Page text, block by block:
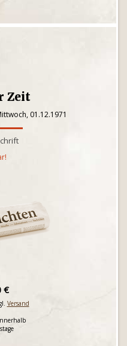
Zeit
01.12.1971
€
Versand